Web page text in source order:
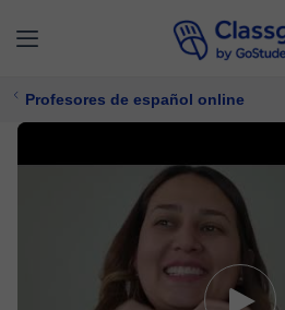
Profesores de español online